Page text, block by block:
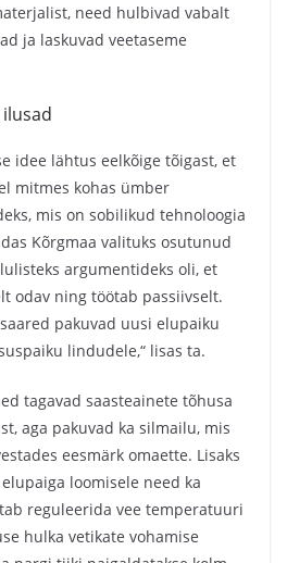
need hulbivad vabalt
ja laskuvad veetaseme
idee lähtus eelkõige tõigast, et
mitmes kohas ümber
mis on sobilikud tehnoloogia
Kõrgmaa valituks osutunud
argumentideks oli, et
odav ning töötab passiivselt.
pakuvad uusi elupaiku
lindudele,“ lisas ta.
tagavad saasteainete tõhusa
aga pakuvad ka silmailu, mis
eesmärk omaette. Lisaks
loomisele need ka
reguleerida vee temperatuuri
hulka vetikate vohamise